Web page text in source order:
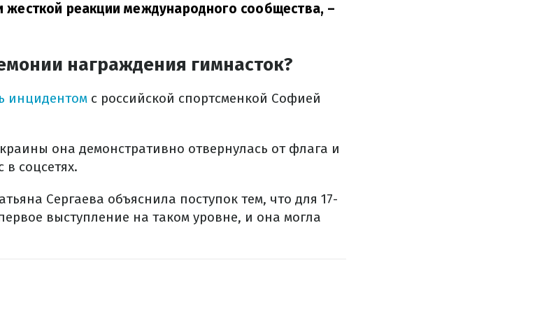
жесткой реакции международного сообщества, –
награждения гимнасток?
инцидентом с российской спортсменкой Софией
она демонстративно отвернулась от флага и
соцсетях.
Сергаева объяснила поступок тем, что для 17-
выступление на таком уровне, и она могла